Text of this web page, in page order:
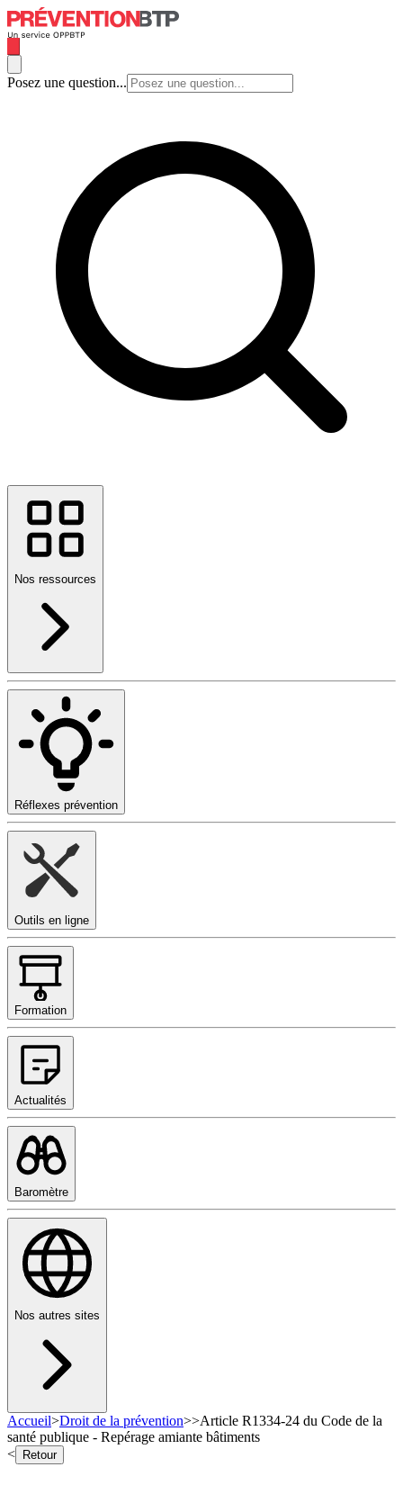
Posez une question...
Nos ressources
Réflexes prévention
Outils en ligne
Formation
Actualités
Baromètre
Nos autres sites
Accueil>Droit de la prévention>>Article R1334-24 du Code de la
santé publique - Repérage amiante bâtiments
<
Retour